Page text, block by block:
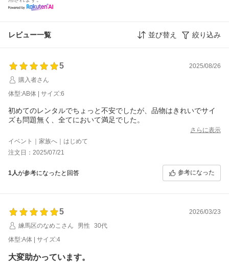
レビュー一覧 並び替え 絞り込み
5
2025/08/26
購入者さん
体型:AB体 | サイズ:6
初めてのレンタルでちょっと不安でしたが、品物はきれいでサイ
ズも問題無く、全てにおいて満足でした。
さらに表示
イベント｜家族へ｜はじめて
注文日：2025/07/21
1人が参考になったと回答 参考になった
5
2026/03/23
練馬区のなめこさん
男性
30代
体型:A体 | サイズ:4
大変助かっています。